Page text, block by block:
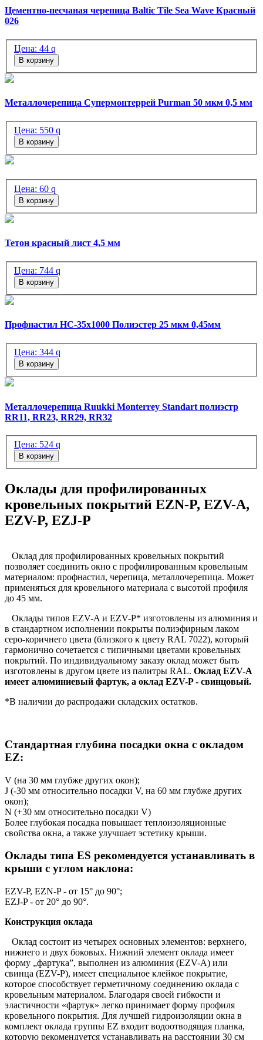
Цементно-песчаная черепица Baltic Tile Sea Wave Красный
026
Цена: 44 q
В корзину
Металлочерепица Супермонтеррей Purman 50 мкм 0,5 мм
Цена: 550 q
В корзину
Цена: 60 q
В корзину
Тетон красный лист 4,5 мм
Цена: 744 q
В корзину
Профнастил НС-35х1000 Полиэстер 25 мкм 0,45мм
Цена: 344 q
В корзину
Металлочерепица Ruukki Monterrey Standart полиэстр
RR11, RR23, RR29, RR32
Цена: 524 q
В корзину
Оклады для профилированных
кровельных покрытий EZN-P, EZV-A,
EZV-P, EZJ-P
Оклад для профилированных кровельных покрытий
позволяет соединить окно с профилированным кровельным
материалом: профнастил, черепица, металлочерепица. Может
применяться для кровельного материала с высотой профиля
до 45 мм.
Оклады типов EZV-A и EZV-P* изготовлены из алюминия и
в стандартном исполнении покрыты полиэфирным лаком
серо-коричнего цвета (близкого к цвету RAL 7022), который
гармонично сочетается с типичными цветами кровельных
покрытий. По индивидуальному заказу оклад может быть
изготовлены в другом цвете из палитры RAL. Оклад EZV-A
имеет алюминиевый фартук, а оклад EZV-P - свинцовый.
*В наличии до распродажи складских остатков.
Стандартная глубина посадки окна с окладом
EZ:
V (на 30 мм глубже других окон);
J (-30 мм относительно посадки V, на 60 мм глубже других
окон);
N (+30 мм относительно посадки V)
Более глубокая посадка повышает теплоизоляционные
свойства окна, а также улучшает эстетику крыши.
Оклады типа ES рекомендуется устанавливать в
крыши с углом наклона:
EZV-P, EZN-P - от 15° до 90°;
EZJ-P - от 20° до 90°.
Конструкция оклада
Оклад состоит из четырех основных элементов: верхнего,
нижнего и двух боковых. Нижний элемент оклада имеет
форму „фартука”, выполнен из алюминия (EZV-A) или
свинца (EZV-P), имеет специальное клейкое покрытие,
которое способствует герметичному соединению оклада с
кровельным материалом. Благодаря своей гибкости и
эластичности «фартук» легко принимает форму профиля
кровельного покрытия. Для лучшей гидроизоляции окна в
комплект оклада группы EZ входит водоотводящая планка,
которую рекомендуется устанавливать на расстоянии 30 см